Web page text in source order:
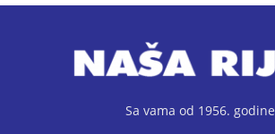
Sa vama od 1956. godine